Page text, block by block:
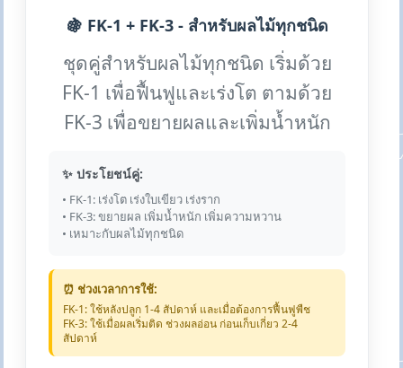
🍇 FK-1 + FK-3 - สำหรับผลไม้ทุกชนิด
ชุดคู่สำหรับผลไม้ทุกชนิด เริ่มด้วย
FK-1 เพื่อฟื้นฟูและเร่งโต ตามด้วย
FK-3 เพื่อขยายผลและเพิ่มน้ำหนัก
✨ ประโยชน์คู่:
• FK-1: เร่งโต เร่งใบเขียว เร่งราก
• FK-3: ขยายผล เพิ่มน้ำหนัก เพิ่มความหวาน
• เหมาะกับผลไม้ทุกชนิด
⏰ ช่วงเวลาการใช้:
FK-1: ใช้หลังปลูก 1-4 สัปดาห์ และเมื่อต้องการฟื้นฟูพืช
FK-3: ใช้เมื่อผลเริ่มติด ช่วงผลอ่อน ก่อนเก็บเกี่ยว 2-4
สัปดาห์